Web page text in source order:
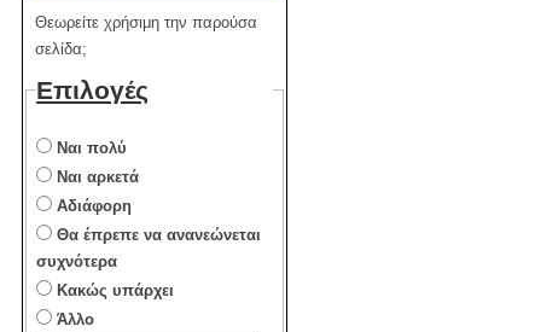
Θεωρείτε χρήσιμη την παρούσα
σελίδα;
Επιλογές
Ναι πολύ
Ναι αρκετά
Αδιάφορη
Θα έπρεπε να ανανεώνεται
συχνότερα
Κακώς υπάρχει
Άλλο